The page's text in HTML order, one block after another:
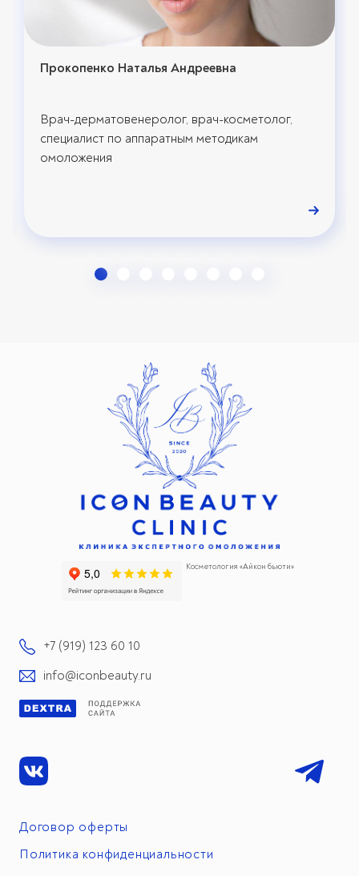
Прокопенко Наталья Андреевна
Врач-дерматовенеролог, врач-косметолог,
специалист по аппаратным методикам
омоложения
Договор оферты
Политика конфиденциальности
Косметология «Айкон бьюти»
+7 (919) 123 60 10
info@iconbeauty.ru